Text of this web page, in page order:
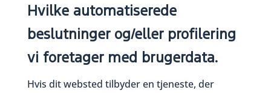
Hvilke automatiserede
beslutninger og/eller profilering
vi foretager med brugerdata.
Hvis dit websted tilbyder en tjeneste, der